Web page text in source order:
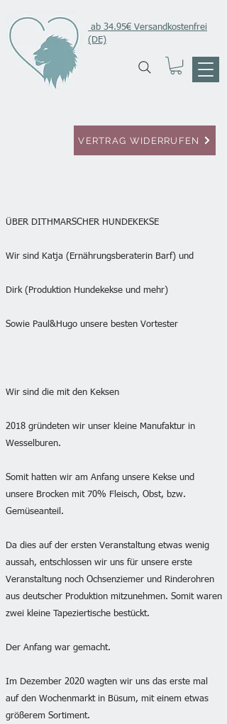
ab 34.95€ Versandkostenfrei
(DE)
VERTRAG WIDERRUFEN
ÜBER DITHMARSCHER HUNDEKEKSE
Wir sind Katja (Ernährungsberaterin Barf) und
Dirk (Produktion Hundekekse und mehr)
Sowie Paul&Hugo unsere besten Vortester
Wir sind die mit den Keksen
2018 gründeten wir unser kleine Manufaktur in
Wesselburen.
Somit hatten wir am Anfang unsere Kekse und
unsere Brocken mit 70% Fleisch, Obst, bzw.
Gemüseanteil.
Da dies auf der ersten Veranstaltung etwas wenig
aussah, entschlossen wir uns für unsere erste
Veranstaltung noch Ochsenziemer und Rinderohren
aus deutscher Produktion mitzunehmen. Somit waren
zwei kleine Tapeziertische bestückt.
Der Anfang war gemacht.
Im Dezember 2020 wagten wir uns das erste mal
auf den Wochenmarkt in Büsum, mit einem etwas
größerem Sortiment.